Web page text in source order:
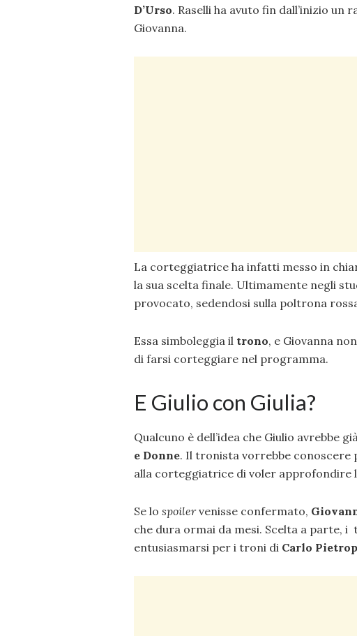
D’Urso. Raselli ha avuto fin dall’inizio
Giovanna.
La corteggiatrice ha infatti messo in
la sua scelta finale. Ultimamente negli
provocato, sedendosi sulla poltrona
Essa simboleggia il trono, e Giovanna
di farsi corteggiare nel programma.
E Giulio con Giulia?
Qualcuno è dell’idea che Giulio avrebbe
e Donne. Il tronista vorrebbe conoscere
alla corteggiatrice di voler approfondire
Se lo spoilervenisse confermato,
che dura ormai da mesi. Scelta a parte,
entusiasmarsi per i troni di Carlo